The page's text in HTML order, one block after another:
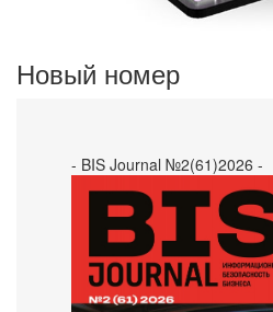
Новый номер
- BIS Journal №2(61)2026 -